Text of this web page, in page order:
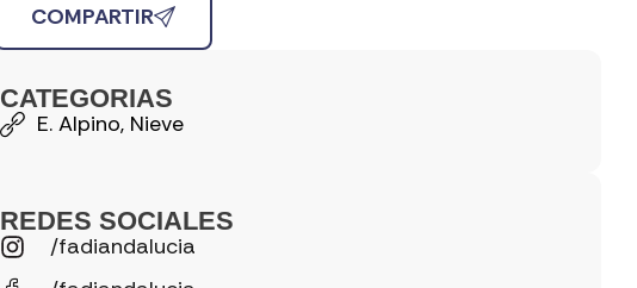
COMPARTIR
CATEGORIAS
E. Alpino, Nieve
REDES SOCIALES
/fadiandalucia